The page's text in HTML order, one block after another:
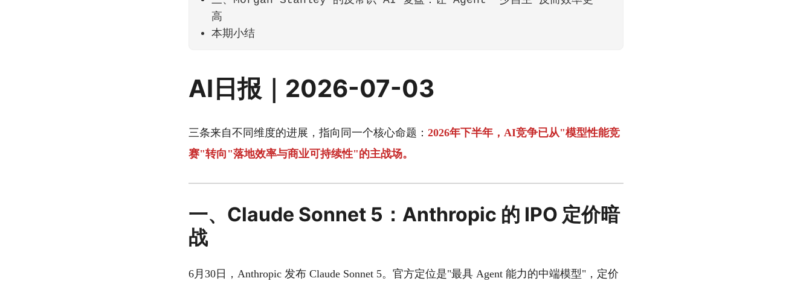
高
本期小结
AI日报｜2026-07-03
三条来自不同维度的进展，指向同一个核心命题： 2026年下半年，AI竞争已从"模型性能竞
赛"转向"落地效率与商业可持续性"的主战场。
一、Claude Sonnet 5：Anthropic 的 IPO 定价暗
战
6月30日，Anthropic 发布 Claude Sonnet 5。官方定位是"最具 Agent 能力的中端模型"，定价